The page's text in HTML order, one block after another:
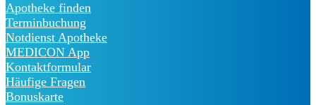
Apotheke finden
Terminbuchung
Notdienst Apotheke
MEDICON App
Kontaktformular
Häufige Fragen
Bonuskarte